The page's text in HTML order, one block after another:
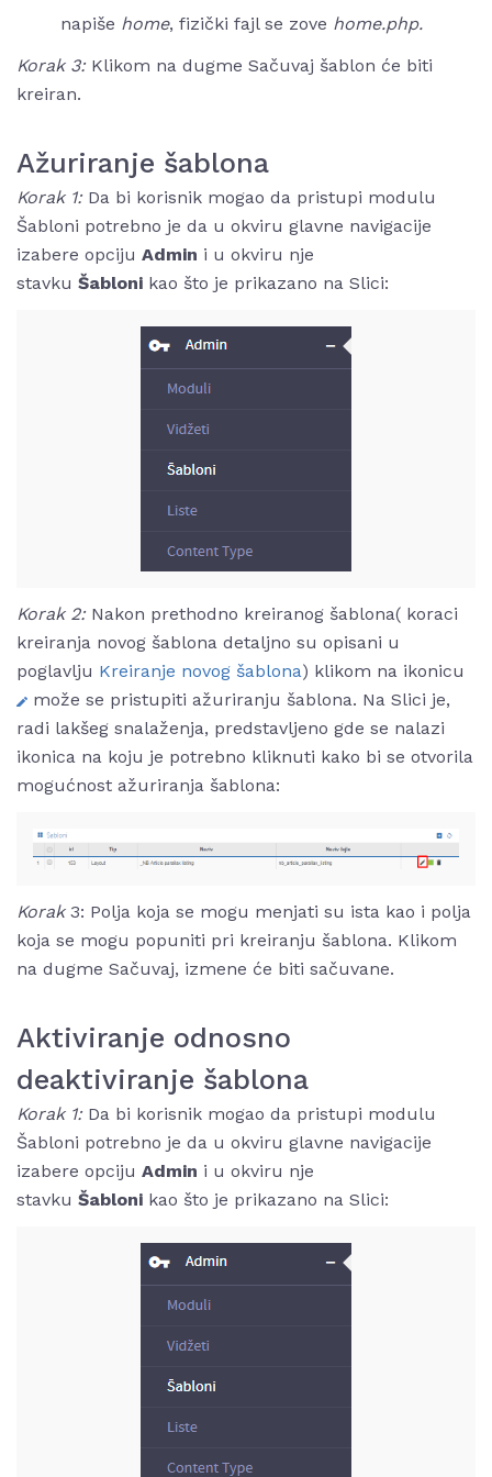
napiše home, fizički fajl se zove home.php.
Korak 3: Klikom na dugme Sačuvaj šablon će biti
kreiran.
Ažuriranje šablona
Korak 1: Da bi korisnik mogao da pristupi modulu
Šabloni potrebno je da u okviru glavne navigacije
izabere opciju Admin i u okviru nje
stavku Šabloni kao što je prikazano na Slici:
Korak 2: Nakon prethodno kreiranog šablona( koraci
kreiranja novog šablona detaljno su opisani u
poglavlju Kreiranje novog šablona) klikom na ikonicu
može se pristupiti ažuriranju šablona. Na Slici je,
radi lakšeg snalaženja, predstavljeno gde se nalazi
ikonica na koju je potrebno kliknuti kako bi se otvorila
mogućnost ažuriranja šablona:
Korak 3: Polja koja se mogu menjati su ista kao i polja
koja se mogu popuniti pri kreiranju šablona. Klikom
na dugme Sačuvaj, izmene će biti sačuvane.
Aktiviranje odnosno
deaktiviranje šablona
Korak 1: Da bi korisnik mogao da pristupi modulu
Šabloni potrebno je da u okviru glavne navigacije
izabere opciju Admin i u okviru nje
stavku Šabloni kao što je prikazano na Slici: